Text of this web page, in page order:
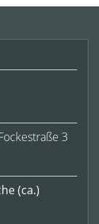
3
(ca.)